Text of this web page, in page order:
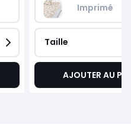
Imprimé
Taille
AJOUTER AU